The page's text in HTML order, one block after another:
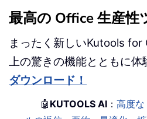
最高の Office 生産性
まったく新しいKutools
上の驚きの機能とともに体
ダウンロード！
🤖 KUTOOLS AI ：高度